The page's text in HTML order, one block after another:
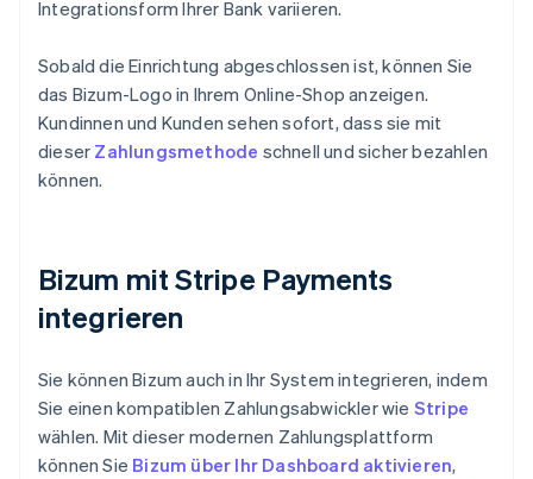
Integrationsform Ihrer Bank variieren.
Sobald die Einrichtung abgeschlossen ist, können Sie
das Bizum-Logo in Ihrem Online-Shop anzeigen.
Kundinnen und Kunden sehen sofort, dass sie mit
dieser Zahlungsmethode schnell und sicher bezahlen
können.
Bizum mit Stripe Payments
integrieren
Sie können Bizum auch in Ihr System integrieren, indem
Sie einen kompatiblen Zahlungsabwickler wie Stripe
wählen. Mit dieser modernen Zahlungsplattform
können Sie Bizum über Ihr Dashboard aktivieren,